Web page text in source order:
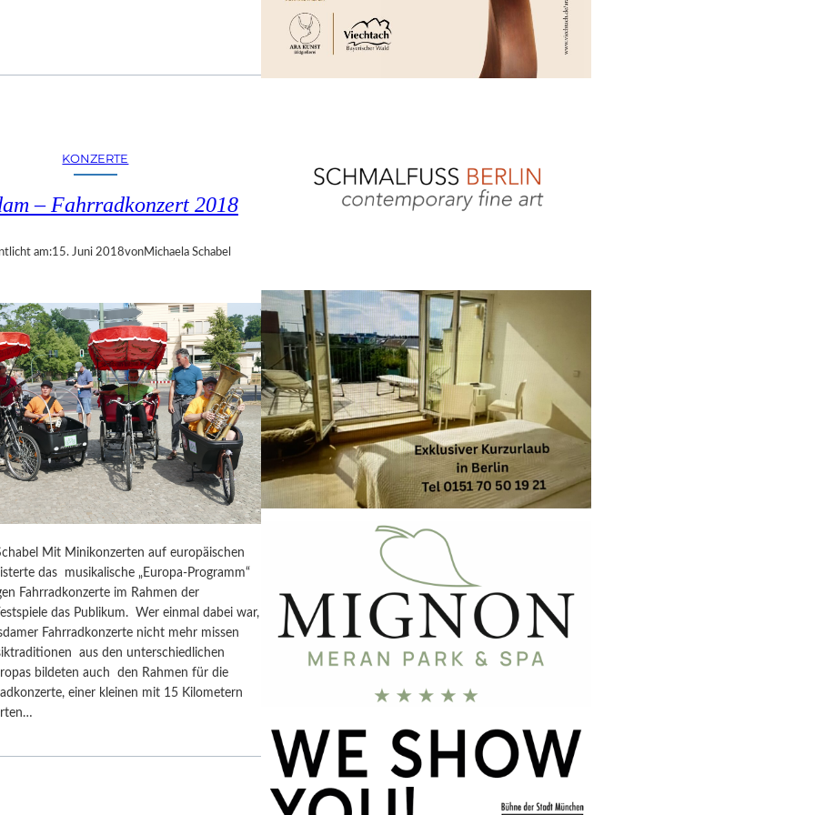
KONZERTE
– Fahrradkonzert 2018
am:15. Juni 2018vonMichaela Schabel
Mit Minikonzerten auf europäischen
das musikalische „Europa-Programm“
Fahrradkonzerte im Rahmen der
das Publikum. Wer einmal dabei war,
Fahrradkonzerte nicht mehr missen
aus den unterschiedlichen
bildeten auch den Rahmen für die
einer kleinen mit 15 Kilometern